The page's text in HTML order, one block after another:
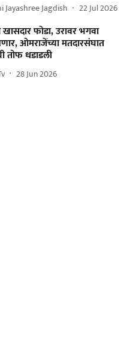
Jayashree Jagdish 22 Jul 2026
खासदार फोडा, उरावर भगवा
ओमराजेंच्या मतदारसंघात
तोफ धडाडली
28 Jun 2026